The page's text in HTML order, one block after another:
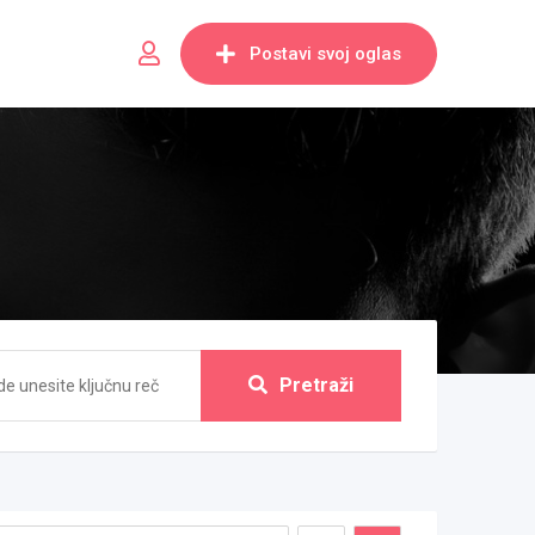
Postavi svoj oglas
Pretraži